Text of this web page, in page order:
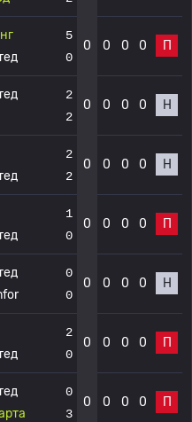
5
0
0 0 0 0 П
2
2
0 0 0 0 Н
2
2
0 0 0 0 Н
1
0
0 0 0 0 П
0
0
0 0 0 0 Н
2
0
0 0 0 0 П
0
3
0 0 0 0 П